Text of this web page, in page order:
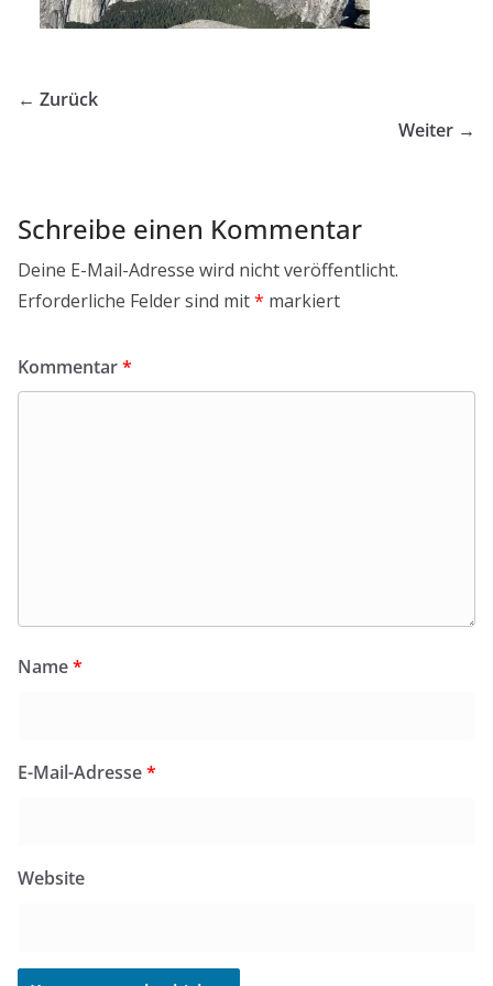
← Zurück
Weiter →
Schreibe einen Kommentar
Deine E-Mail-Adresse wird nicht veröffentlicht.
Erforderliche Felder sind mit* markiert
Kommentar*
Name*
E-Mail-Adresse*
Website